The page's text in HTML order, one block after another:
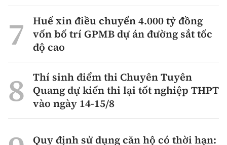
Huế xin điều chuyển 4.000 tỷ đồng
vốn bố trí GPMB dự án đường sắt tốc
độ cao
Thí sinh điểm thi Chuyên Tuyên
Quang dự kiến thi lại tốt nghiệp THPT
vào ngày 14-15/8
Quy định sử dụng căn hộ có thời hạn: